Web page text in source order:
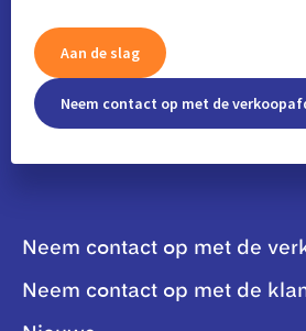
Aan de slag
Neem contact op met de
Neem contact op met de
Neem contact op met de